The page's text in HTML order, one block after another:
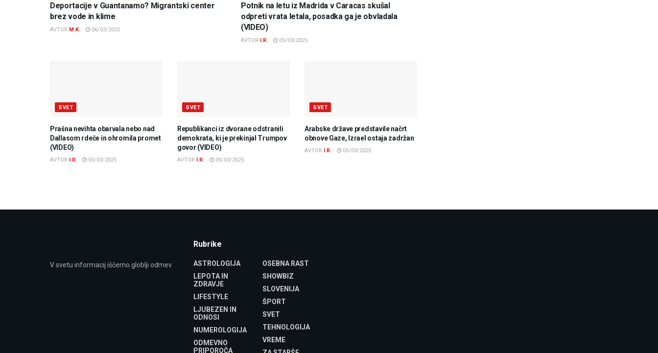
Deportacije v Guantanamo? Migrantski center
brez vode in klime
AVTOR M.K. 06/03/2025
Potnik na letu iz Madrida v Caracas skušal
odpreti vrata letala, posadka ga je obvladala
(VIDEO)
AVTOR I.R. 05/03/2025
SVET
Prašna nevihta obarvala nebo nad
Dallasom rdeče in ohromila promet
(VIDEO)
AVTOR I.R. 05/03/2025
SVET
Republikanci iz dvorane odstranili
demokrata, ki je prekinjal Trumpov
govor (VIDEO)
AVTOR I.R. 05/03/2025
SVET
Arabske države predstavile načrt
obnove Gaze, Izrael ostaja zadržan
AVTOR I.R. 05/03/2025
V svetu informacij iščemo globlji odmev.
Rubrike
ASTROLOGIJA
LEPOTA IN
ZDRAVJE
LIFESTYLE
LJUBEZEN IN
ODNOSI
NUMEROLOGIJA
ODMEVNO
PRIPOROČA
OSEBNA RAST
SHOWBIZ
SLOVENIJA
ŠPORT
SVET
TEHNOLOGIJA
VREME